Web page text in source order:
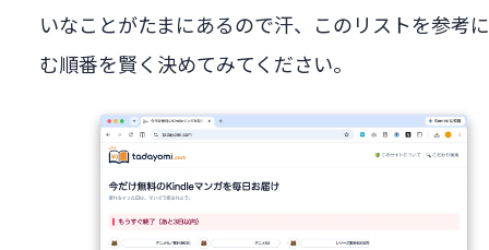
いなことがたまにあるので汗、このリストを参考
む順番を賢く決めてみてください。